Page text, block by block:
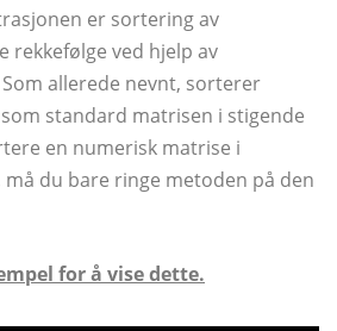
er sortering av
rekkefølge ved hjelp av
allerede nevnt, sorterer
standard matrisen i stigende
en numerisk matrise i
må du bare ringe metoden på den
for å vise dette.